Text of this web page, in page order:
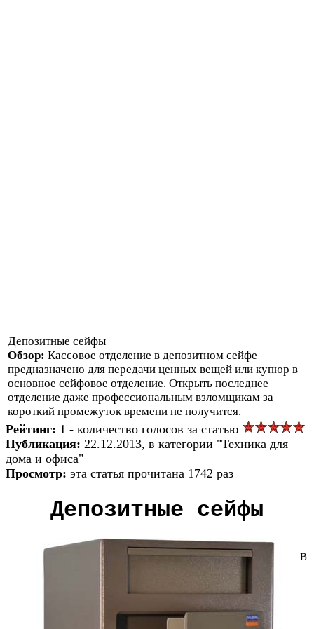
Депозитные сейфы
Обзор: Кассовое отделение в депозитном сейфе
предназначено для передачи ценных вещей или купюр в
основное сейфовое отделение. Открыть последнее
отделение даже профессиональным взломщикам за
короткий промежуток времени не получится.
Рейтинг: 1 - количество голосов за статью
Публикация: 22.12.2013, в категории "Техника для
дома и офиса"
Просмотр: эта статья прочитана 1742 раз
Депозитные сейфы
В